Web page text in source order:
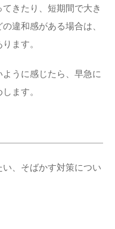
きたり、短期間で大き
違和感がある場合は、
ます。
うに感じたら、早急に
ます。
、そばかす対策につい